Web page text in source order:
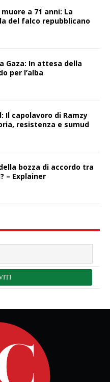
a 71 anni: La
del falco repubblicano
Gaza: In attesa della
per l’alba
Il capolavoro di Ramzy
resistenza e sumud
bozza di accordo tra
– Explainer